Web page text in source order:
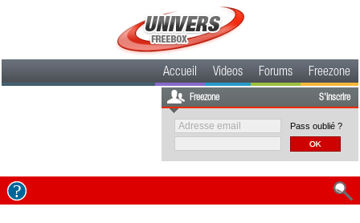
Accueil Videos Forums Freezone
Freezone S'inscrire
Pass oublié ?